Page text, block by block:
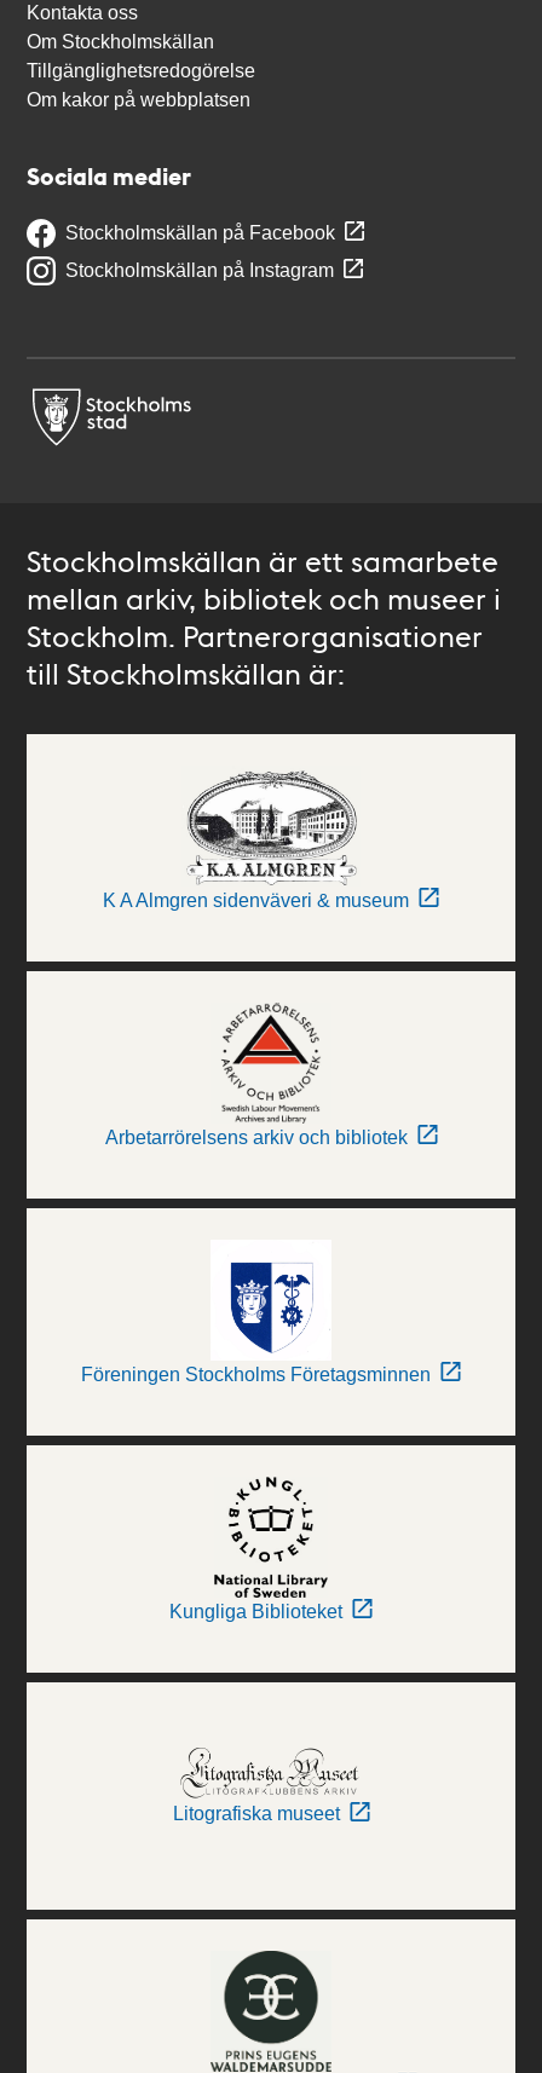
Kontakta oss
Om Stockholmskällan
Tillgänglighetsredogörelse
Om kakor på webbplatsen
Sociala medier
Stockholmskällan på Facebook
Stockholmskällan på Instagram
Stockholmskällan är ett samarbete
mellan arkiv, bibliotek och museer i
Stockholm. Partnerorganisationer
till Stockholmskällan är:
K A Almgren sidenväveri & museum
Arbetarrörelsens arkiv och bibliotek
Föreningen Stockholms Företagsminnen
Kungliga Biblioteket
Litografiska museet